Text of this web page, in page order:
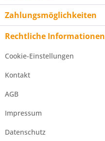
Zahlungsmöglichkeiten
Rechtliche Informationen
Cookie-Einstellungen
Kontakt
AGB
Impressum
Datenschutz